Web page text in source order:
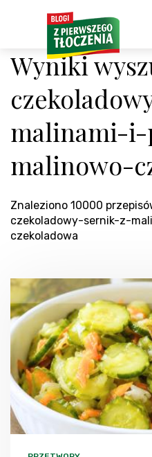
Wyniki
malinami-i-
malinowo-
Znaleziono 10000
czekoladowy-sernik-z-
czekoladowa